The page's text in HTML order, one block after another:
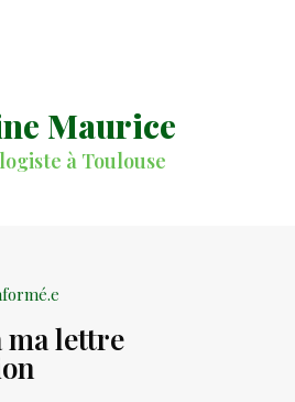
Maurice
à Toulouse
ma lettre